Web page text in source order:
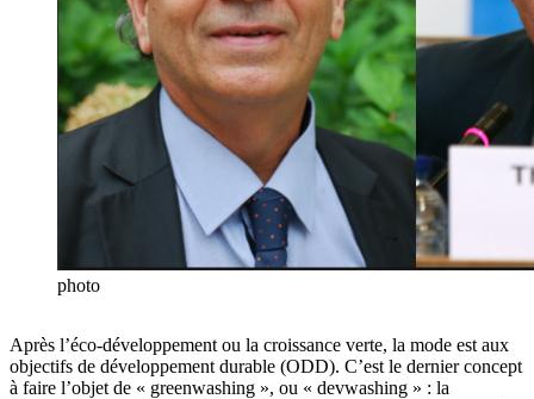
photo
Après l’éco-développement ou la croissance verte, la mode est aux
objectifs de développement durable (ODD). C’est le dernier concept
à faire l’objet de « greenwashing », ou « devwashing » : la